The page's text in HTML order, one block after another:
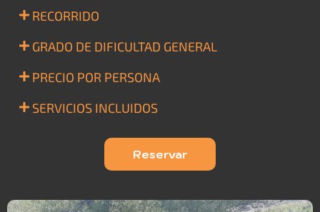
RECORRIDO
GRADO DE DIFICULTAD GENERAL
PRECIO POR PERSONA
SERVICIOS INCLUIDOS
Reservar